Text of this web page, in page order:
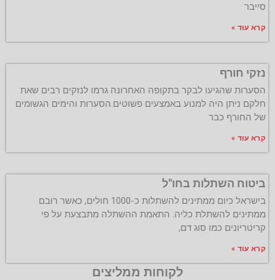
סייבר
קרא עוד »
נזקי חורף
הסערות שהגיעו לבקר בתקופה האחרונה גרמו לנזקים רבים שאת
חלקם ניתן היה למנוע באמצעים פשוטים.הסערות והימים הגשומים
של החורף כבר
קרא עוד »
ביטוח השתלות בחו"ל
בישראל כיום ממתינים להשתלות כ-1000 חולים, כאשר רובם
ממתינים להשתלת כליה. התאמת ההשתלה מתבצעת על פי
קריטריונים כמו סוג דם,
קרא עוד »
לקוחות ממליצים